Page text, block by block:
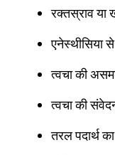
रक्तस्राव
एनेस्थीसिया
त्वचा की
त्वचा की
तरल पदार्थ